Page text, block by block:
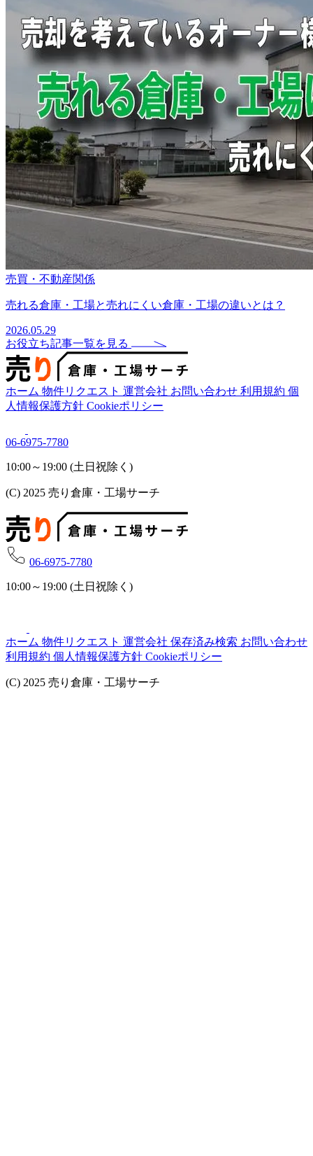
売買・不動産関係
売れる倉庫・工場と売れにくい倉庫・工場の違いとは？
2026.05.29
お役立ち記事一覧を見る
ホーム 物件リクエスト 運営会社 お問い合わせ 利用規約 個
人情報保護方針 Cookieポリシー
06-6975-7780
10:00～19:00 (土日祝除く)
(C) 2025 売り倉庫・工場サーチ
06-6975-7780
10:00～19:00 (土日祝除く)
ホーム 物件リクエスト 運営会社 保存済み検索 お問い合わせ
利用規約 個人情報保護方針 Cookieポリシー
(C) 2025 売り倉庫・工場サーチ